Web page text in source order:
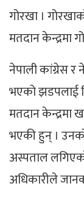
गोरखा ।
मतदान केन्द्रमा
नेपाली कांग्रेस र
भएको झडपलाई
मतदान केन्द्रमा
भएकी हुन् ।
अस्पताल
अधिकारीले